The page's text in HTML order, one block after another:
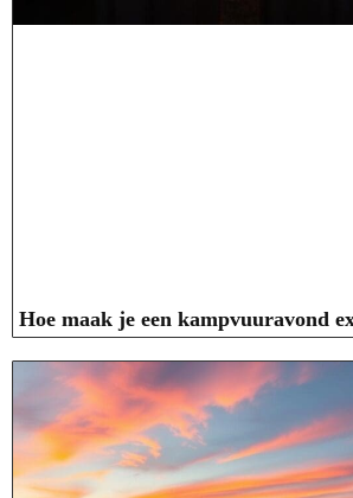
Hoe maak je een kampvuuravond